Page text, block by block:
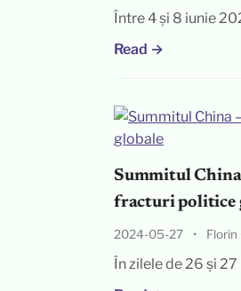
Între 4 și 8 iunie
Read →
Summitul China
fracturi politice
2024-05-27 • Florin
În zilele de 26 și